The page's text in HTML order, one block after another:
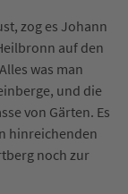
zog es Johann
auf den
Alles was man
und die
von Gärten. Es
hinreichenden
noch zur